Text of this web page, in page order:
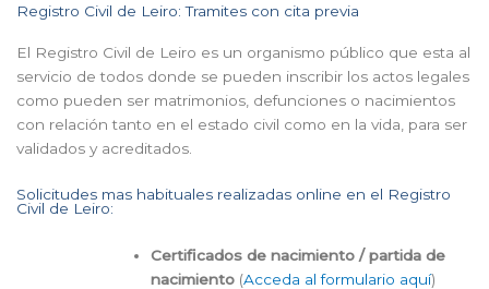
Registro Civil de Leiro: Tramites con cita previa
El Registro Civil de Leiro es un organismo público que esta al
servicio de todos donde se pueden inscribir los actos legales
como pueden ser matrimonios, defunciones o nacimientos
con relación tanto en el estado civil como en la vida, para ser
validados y acreditados.
Solicitudes mas habituales realizadas online en el Registro
Civil de Leiro:
Certificados de nacimiento / partida de
nacimiento (Acceda al formulario aquí)